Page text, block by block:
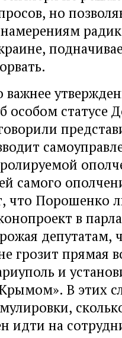
, но
,
важнее
особом статусе
самого
, что Порошенко
в
депутатам,
грозит прямая
и
В этих
,
идти на